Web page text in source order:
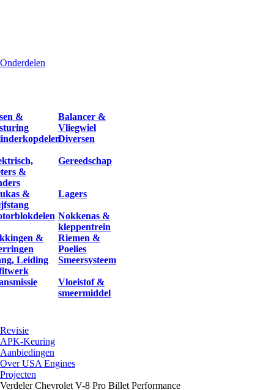
Onderdelen
&
Balancer &
Vliegwiel
Diversen
&
Gereedschap
&
Lagers
Nokkenas &
kleppentrein
&
Riemen &
Poelies
Leiding
Smeersysteem
Vloeistof &
smeermiddel
Revisie
APK-Keuring
Aanbiedingen
Over USA Engines
Projecten
Verdeler Chevrolet V-8 Pro Billet Performance